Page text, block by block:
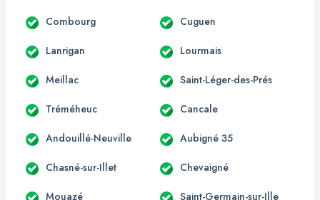
Combourg Cuguen
Lanrigan Lourmais
Meillac Saint-Léger-des-Prés
Tréméheuc Cancale
Andouillé-Neuville Aubigné 35
Chasné-sur-Illet Chevaigné
Mouazé Saint-Germain-sur-Ille